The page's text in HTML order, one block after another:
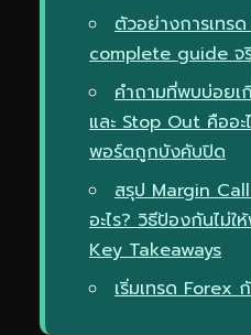
ตัวอย่างการเท
complete guide จ
คำถามที่พบบ่อย
และ Stop Out คืออะ
พอร์ตถูกบังคับปิด
สรุป Margin
อะไร? วิธีป้องกันไม่
Key Takeaways
เริ่มเทรด Forex